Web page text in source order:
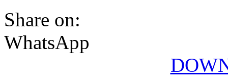
Share on:
WhatsApp